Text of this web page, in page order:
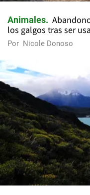
Animales
los galgos tras ser
Por Nicole Donoso